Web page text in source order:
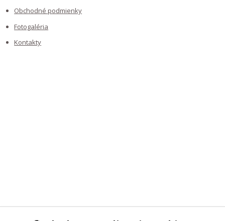
Obchodné podmienky
Fotogaléria
Kontakty